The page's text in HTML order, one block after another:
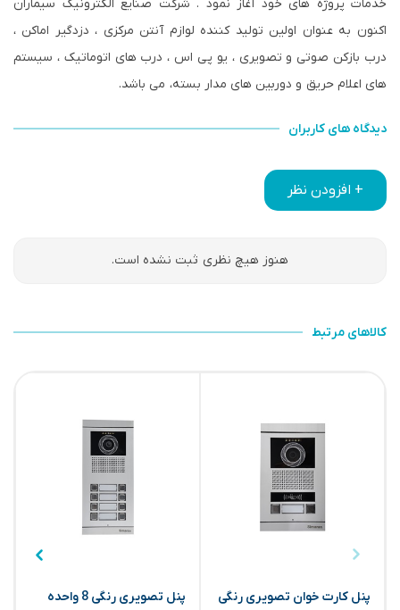
خدمات پروژه های خود آغاز نمود . شرکت صنایع الکترونیک سیماران
اکنون به عنوان اولین تولید کننده لوازم آنتن مرکزی ، دزدگیر اماکن ،
درب بازکن صوتی و تصویری ، یو پی اس ، درب های اتوماتیک ، سیستم
های اعلام حریق و دوربین های مدار بسته، می باشد.
دیدگاه های کاربران
+ افزودن نظر
هنوز هیچ نظری ثبت نشده است.
کالاهای مرتبط
پنل کارت خوان تصویری رنگی
پنل تصویری رنگی 8 واحده